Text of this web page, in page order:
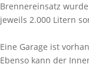
Brennereinsatz
jeweils 2.000 Litern
Eine Garage ist
Ebenso kann der